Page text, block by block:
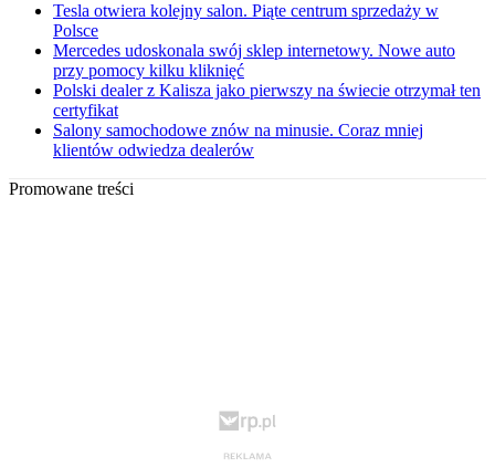
Tesla otwiera kolejny salon. Piąte centrum sprzedaży w
Polsce
Mercedes udoskonala swój sklep internetowy. Nowe auto
przy pomocy kilku kliknięć
Polski dealer z Kalisza jako pierwszy na świecie otrzymał ten
certyfikat
Salony samochodowe znów na minusie. Coraz mniej
klientów odwiedza dealerów
Promowane treści